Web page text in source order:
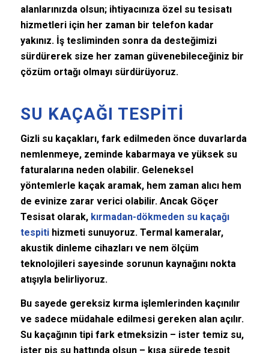
alanlarınızda olsun; ihtiyacınıza özel su tesisatı
hizmetleri için her zaman bir telefon kadar
yakınız. İş tesliminden sonra da desteğimizi
sürdürerek size her zaman güvenebileceğiniz bir
çözüm ortağı olmayı sürdürüyoruz.
SU KAÇAĞI TESPITI
Gizli su kaçakları, fark edilmeden önce duvarlarda
nemlenmeye, zeminde kabarmaya ve yüksek su
faturalarına neden olabilir. Geleneksel
yöntemlerle kaçak aramak, hem zaman alıcı hem
de evinize zarar verici olabilir. Ancak Göçer
Tesisat olarak, kırmadan-dökmeden su kaçağı
tespitihizmeti sunuyoruz. Termal kameralar,
akustik dinleme cihazları ve nem ölçüm
teknolojileri sayesinde sorunun kaynağını nokta
atışıyla belirliyoruz.
Bu sayede gereksiz kırma işlemlerinden kaçınılır
ve sadece müdahale edilmesi gereken alan açılır.
Su kaçağının tipi fark etmeksizin – ister temiz su,
ister pis su hattında olsun – kısa sürede tespit